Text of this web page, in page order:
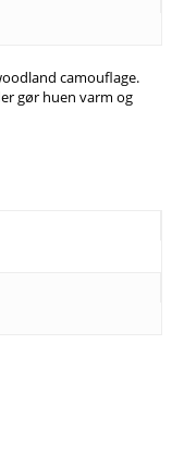
camouflage.
gør huen varm og